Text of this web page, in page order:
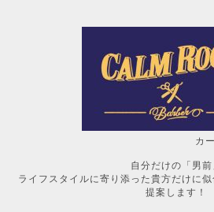
カーム ル
自分だけの「男前」を造
ライフスタイルに寄り添った貴方だけに
提案します！